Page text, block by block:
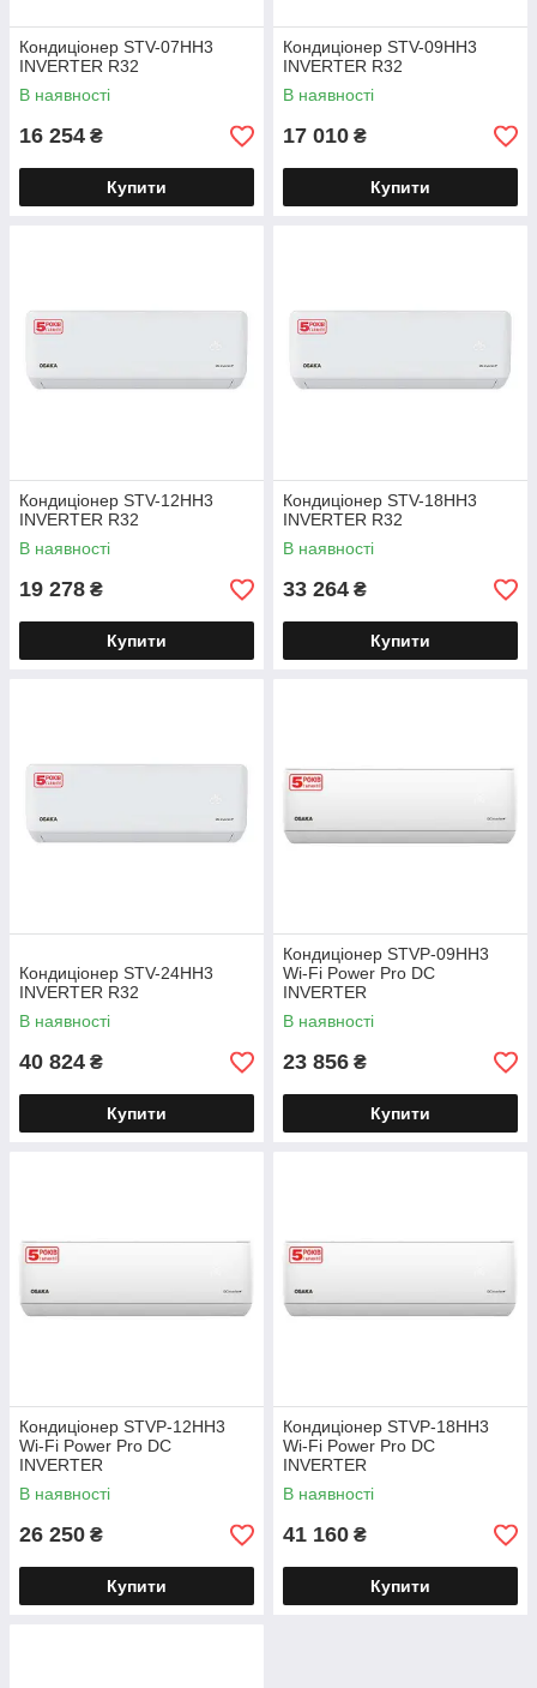
Кондиціонер STV-07HH3
INVERTER R32
В наявності
16 254 ₴
Купити
Кондиціонер STV-09HH3
INVERTER R32
В наявності
17 010 ₴
Купити
Кондиціонер STV-12HH3
INVERTER R32
В наявності
19 278 ₴
Купити
Кондиціонер STV-18HH3
INVERTER R32
В наявності
33 264 ₴
Купити
Кондиціонер STV-24HH3
INVERTER R32
В наявності
40 824 ₴
Купити
Кондиціонер STVP-09HH3
Wi-Fi Power Pro DC
INVERTER
В наявності
23 856 ₴
Купити
Кондиціонер STVP-12HH3
Wi-Fi Power Pro DC
INVERTER
В наявності
26 250 ₴
Купити
Кондиціонер STVP-18HH3
Wi-Fi Power Pro DC
INVERTER
В наявності
41 160 ₴
Купити